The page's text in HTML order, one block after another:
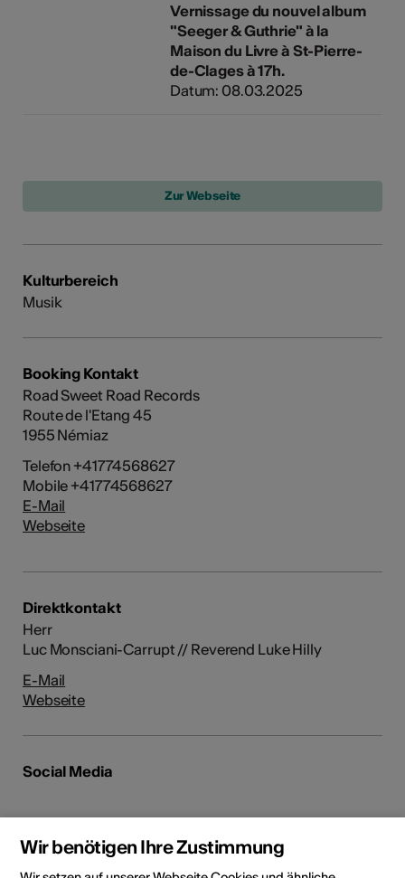
Vernissage du nouvel album
"Seeger & Guthrie" à la
Maison du Livre à St-Pierre-
de-Clages à 17h.
Datum: 08.03.2025
Kulturbereich
Musik
Booking Kontakt
Road Sweet Road Records
Route de l'Etang 45
1955 Némiaz
Telefon +41774568627
Mobile +41774568627
E-Mail
Webseite
Direktkontakt
Herr
Luc Monsciani-Carrupt // Reverend Luke Hilly
E-Mail
Webseite
Social Media
Künstler*in teilen
Wir benötigen Ihre Zustimmung